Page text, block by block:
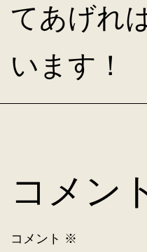
てあげれ
います！
コメン
コメント ※